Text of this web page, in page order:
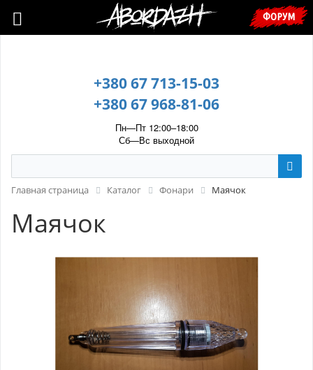
🇺🇦 У зв’язку з воєнним станом, прохання уточнювати ціну та
наявність у менеджера. 🇺🇦
+380 67 713-15-03
+380 67 968-81-06
Пн—Пт 12:00–18:00
Сб—Вс выходной
ФОРУМ
Главная страница Каталог Фонари Маячок
Маячок